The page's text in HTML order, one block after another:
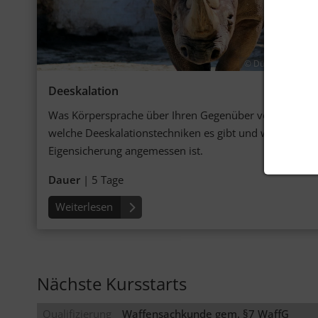
© Dusan
Deeskalation
Was Körper­sprache über Ihren Gegen­über ver­rät,
welche Dees­kala­tions­tech­niken es gibt und welche
Eigen­siche­rung ange­messen ist.
Dauer| 5 Tage
Weiterlesen
Nächste Kursstarts
Qualifizierung
Waffensachkunde gem. §7 WaffG